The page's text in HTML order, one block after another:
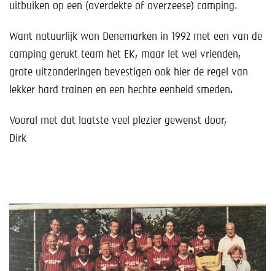
uitbuiken op een (overdekte of overzeese) camping.
Want natuurlijk won Denemarken in 1992 met een van de
camping gerukt team het EK, maar let wel vrienden,
grote uitzonderingen bevestigen ook hier de regel van
lekker hard trainen en een hechte eenheid smeden.
Vooral met dat laatste veel plezier gewenst door,
Dirk